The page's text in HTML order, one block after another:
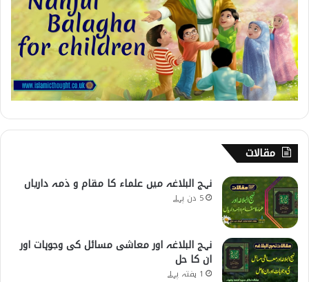
مقالات
نہج البلاغہ میں علماء کا مقام و ذمہ داریاں
5 دن پہلے
نہج البلاغہ اور معاشی مسائل کی وجوہات اور
ان کا حل
1 ہفتہ پہلے